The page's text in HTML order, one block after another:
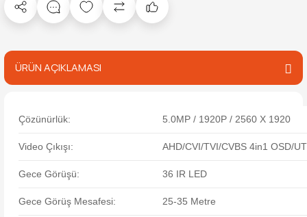
ÜRÜN AÇIKLAMASI
Çözünürlük: 5.0MP / 1920P / 2560 X 1920
Video Çıkışı: AHD/CVI/TVI/CVBS 4in1 OSD/
Gece Görüşü: 36 IR LED
Gece Görüş Mesafesi: 25-35 Metre